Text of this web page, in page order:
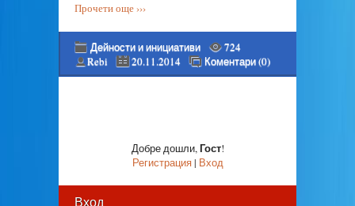
Прочети още ›››
Дейности и инициативи
724
Rebi
20.11.2014 Коментари (0)
Добре дошли,Гост!
Регистрация| Вход
Вход